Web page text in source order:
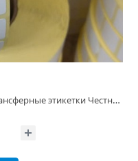
Полуглянец 20*20/5000 шт ТермоТрансферные этикетки Честный знак Бумага (20х20 Полуглянец) Для маркировки воды и молочки